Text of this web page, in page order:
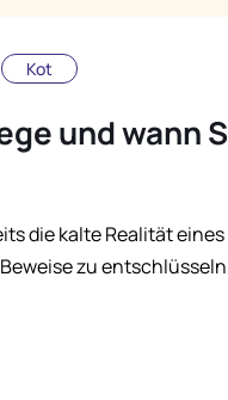
Kot
und wann
die kalte Realität
zu